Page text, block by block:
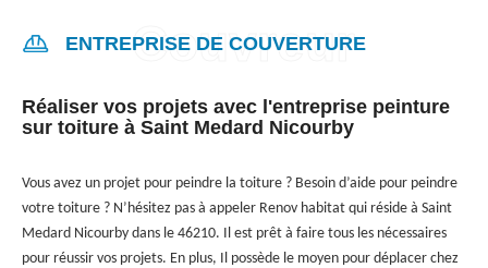
ENTREPRISE DE COUVERTURE
Réaliser vos projets avec l'entreprise peinture
sur toiture à Saint Medard Nicourby
Vous avez un projet pour peindre la toiture ? Besoin d’aide pour peindre
votre toiture ? N’hésitez pas à appeler Renov habitat qui réside à Saint
Medard Nicourby dans le 46210. Il est prêt à faire tous les nécessaires
pour réussir vos projets. En plus, Il possède le moyen pour déplacer chez